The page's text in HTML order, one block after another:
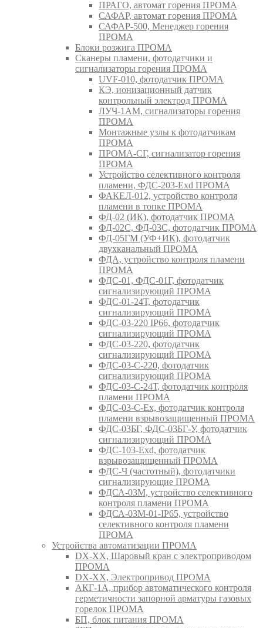
ПРАГО, автомат горения ПРОМА
САФАР, автомат горения ПРОМА
САФАР-500, Менеджер горения
ПРОМА
Блоки розжига ПРОМА
Сканеры пламени, фотодатчики и
сигнализаторы горения ПРОМА
UVF-010, фотодатчик ПРОМА
КЭ, ионизационный датчик
контрольный электрод ПРОМА
ЛУЧ-1АМ, сигнализаторы горения
ПРОМА
Монтажные узлы к фотодатчикам
ПРОМА
ПРОМА-СГ, сигнализатор горения
ПРОМА
Устройство селективного контроля
пламени, ФДС-203-Exd ПРОМА
ФАКЕЛ-012, устройство контроля
пламени в топке ПРОМА
ФД-02 (ИК), фотодатчик ПРОМА
ФД-02С, ФД-03С, фотодатчик ПРОМА
ФД-05ГМ (УФ+ИК), фотодатчик
двухканальный ПРОМА
ФДА, устройство контроля пламени
ПРОМА
ФДС-01, ФДС-01Г, фотодатчик
сигнализирующий ПРОМА
ФДС-01-24Т, фотодатчик
сигнализирующий ПРОМА
ФДС-03-220 IP66, фотодатчик
сигнализирующий ПРОМА
ФДС-03-220, фотодатчик
сигнализирующий ПРОМА
ФДС-03-С-220, фотодатчик
сигнализирующий ПРОМА
ФДС-03-С-24Т, фотодатчик контроля
пламени ПРОМА
ФДС-03-С-Ex, фотодатчик контроля
пламени взрывозащищенный ПРОМА
ФДС-03БГ, ФДС-03БГ-У, фотодатчик
сигнализирующий ПРОМА
ФДС-103-Ехd, фотодатчик
взрывозащищенный ПРОМА
ФДС-Ч (частотный), фотодатчики
сигнализирующие ПРОМА
ФДСА-03М, устройство селективного
контроля пламени ПРОМА
ФДСА-03М-01-IP65, устройство
селективного контроля пламени
ПРОМА
Устройства автоматизации ПРОМА
DX-XX, Шаровый кран c электроприводом
ПРОМА
DX-XX, Электропривод ПРОМА
АКГ-1А, прибор автоматического контроля
герметичности запорной арматуры газовых
горелок ПРОМА
БП, блок питания ПРОМА